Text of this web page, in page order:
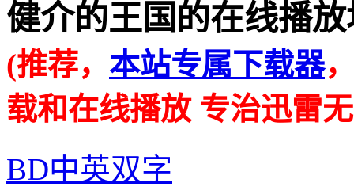
健介的王国的在线播放
(推荐， 本站专属下载器
载和在线播放 专治迅雷
BD中英双字